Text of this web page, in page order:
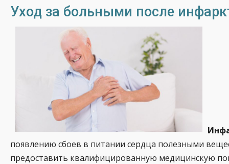
Уход за больными после
появлению сбоев в питании сердца полезными
предоставить квалифицированную медицинскую